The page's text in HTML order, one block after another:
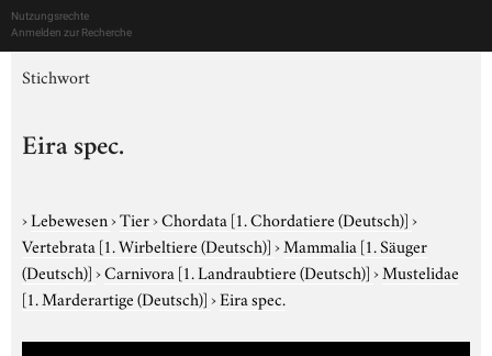
Nutzungsrechte
Anmelden zur Recherche
Stichwort
Eira spec.
›Lebewesen›Tier›Chordata [1. Chordatiere (Deutsch)]›
Vertebrata [1. Wirbeltiere (Deutsch)]›Mammalia [1. Säuger
(Deutsch)]›Carnivora [1. Landraubtiere (Deutsch)]›Mustelidae
[1. Marderartige (Deutsch)]›Eira spec.